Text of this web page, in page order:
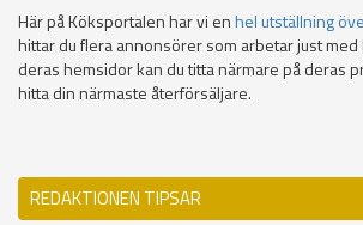
Här på Köksportalen har vi enhel utställning
hittar du flera annonsörer som arbetar just
deras hemsidor kan du titta närmare på deras
hitta din närmaste återförsäljare.
REDAKTIONEN TIPSAR